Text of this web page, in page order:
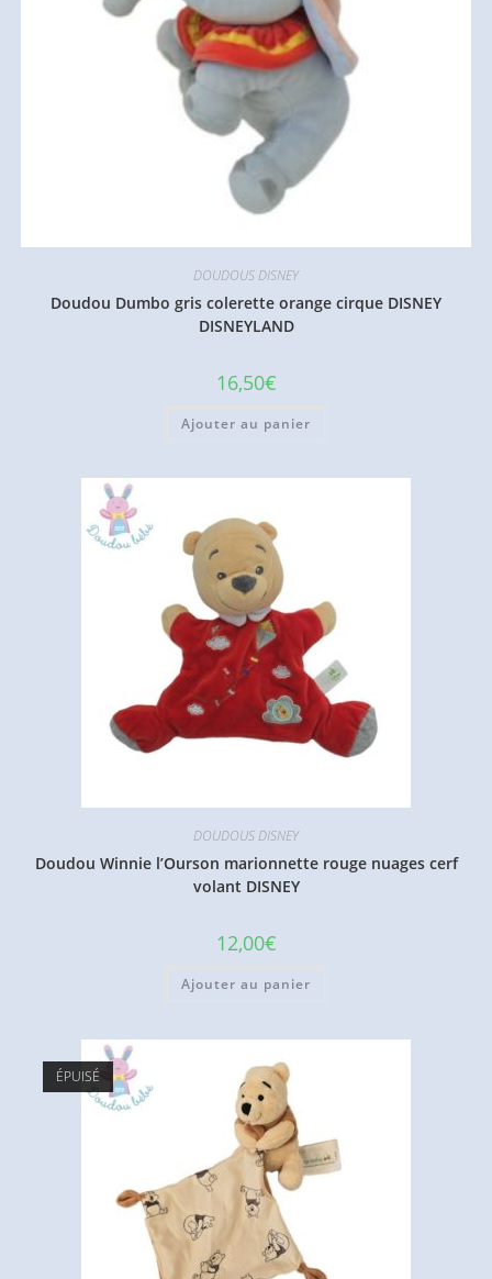
DOUDOUS DISNEY
Doudou Dumbo gris colerette orange cirque DISNEY
DISNEYLAND
16,50€
Ajouter au panier
DOUDOUS DISNEY
Doudou Winnie l’Ourson marionnette rouge nuages cerf
volant DISNEY
12,00€
Ajouter au panier
ÉPUISÉ